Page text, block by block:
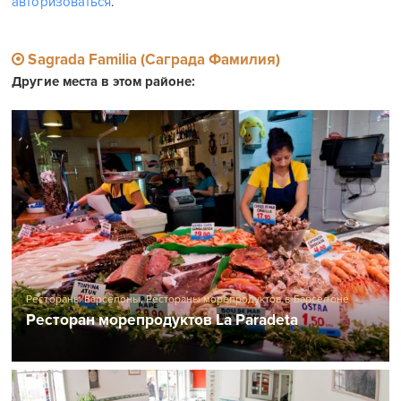
Sagrada Familia (Саграда Фамилия)
Другие места в этом районе:
Рестораны Барселоны,Рестораны морепродуктов в Барселоне
Ресторан морепродуктов La Paradeta